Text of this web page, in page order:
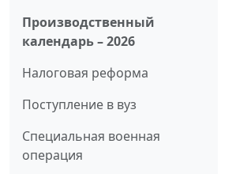
Производственный
календарь – 2026
Налоговая реформа
Поступление в вуз
Специальная военная
операция